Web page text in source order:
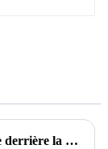
La science derrière la climatisation à haut rendement : comment les tubes en cuivre à filetage interne améliorent le transfert de chaleur